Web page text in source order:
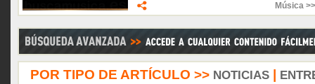
Música
POR TIPO DE ARTÍCULO >> NOTICIAS|